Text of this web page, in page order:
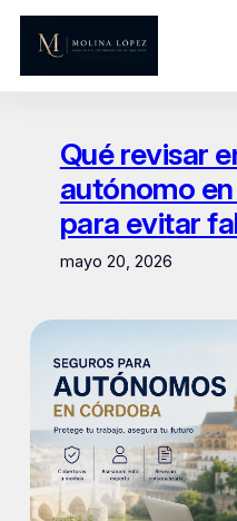
Saltar
contenido
Qué revisar
autónomo
para evitar
mayo 20, 2026